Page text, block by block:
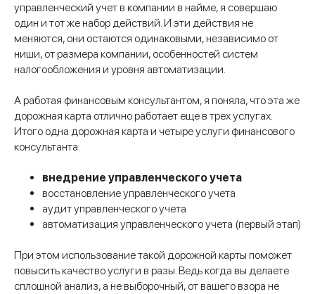
управленческий учет в компании в найме, я совершаю
один и тот же набор действий. И эти действия не
меняются, они остаются одинаковыми, независимо от
ниши, от размера компании, особенностей систем
налогообложения и уровня автоматизации.
А работая финансовым консультантом, я поняла, что эта же
дорожная карта отлично работает еще в трех услугах.
Итого одна дорожная карта и четыре услуги финансового
консультанта:
внедрение управленческого учета
восстановление управленческого учета
аудит управленческого учета
автоматизация управленческого учета (первый этап)
При этом использование такой дорожной карты поможет
повысить качество услуги в разы. Ведь когда вы делаете
сплошной анализ, а не выборочный, от вашего взора не